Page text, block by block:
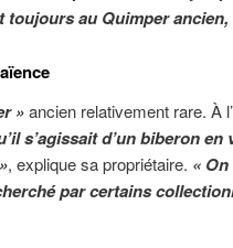
toujours au Quimper
»ancien relativement rare. À
s’agissait d’un biberon
, explique sa propriétaire. «
par certains